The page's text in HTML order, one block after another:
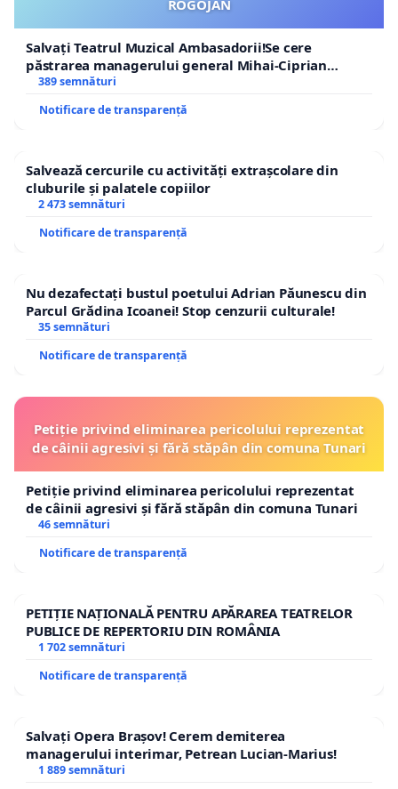
ROGOJAN
Salvați Teatrul Muzical Ambasadorii!Se cere
păstrarea managerului general Mihai-Ciprian
ROGOJAN
389 semnături
Notificare de transparență
Salvează cercurile cu activități extrașcolare din
cluburile și palatele copiilor
2 473 semnături
Notificare de transparență
Nu dezafectați bustul poetului Adrian Păunescu din
Parcul Grădina Icoanei! Stop cenzurii culturale!
35 semnături
Notificare de transparență
Petiție privind eliminarea pericolului reprezentat
de câinii agresivi și fără stăpân din comuna Tunari
Petiție privind eliminarea pericolului reprezentat
de câinii agresivi și fără stăpân din comuna Tunari
46 semnături
Notificare de transparență
PETIȚIE NAȚIONALĂ PENTRU APĂRAREA TEATRELOR
PUBLICE DE REPERTORIU DIN ROMÂNIA
1 702 semnături
Notificare de transparență
Salvați Opera Brașov! Cerem demiterea
managerului interimar, Petrean Lucian-Marius!
1 889 semnături